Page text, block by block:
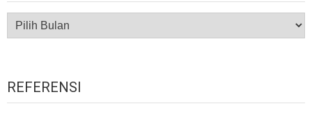
ARSIP
PUBLIKASI
REFERENSI